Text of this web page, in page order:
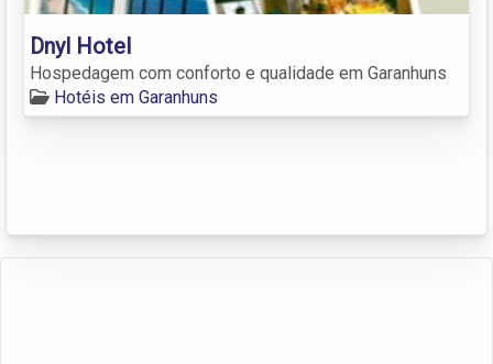
Dnyl Hotel
Hospedagem com conforto e qualidade em Garanhuns
Hotéis em Garanhuns